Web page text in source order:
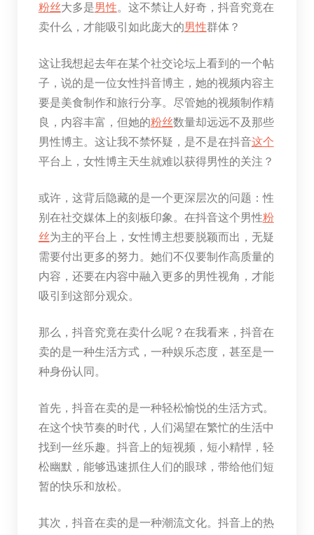
粉丝大多是男性。这不禁让人好奇，抖音究竟在
卖什么，才能吸引如此庞大的男性群体？
这让我想起去年在某个社交论坛上看到的一个帖
子，说的是一位女性抖音博主，她的视频内容主
要是美食制作和旅行分享。尽管她的视频制作精
良，内容丰富，但她的粉丝数量却远远不及那些
男性博主。这让我不禁怀疑，是不是在抖音这个
平台上，女性博主天生就难以获得男性的关注？
或许，这背后隐藏的是一个更深层次的问题：性
别在社交媒体上的刻板印象。在抖音这个男性粉
丝为主的平台上，女性博主想要脱颖而出，无疑
需要付出更多的努力。她们不仅要制作高质量的
内容，还要在内容中融入更多的男性视角，才能
吸引到这部分观众。
那么，抖音究竟在卖什么呢？在我看来，抖音在
卖的是一种生活方式，一种娱乐态度，甚至是一
种身份认同。
首先，抖音在卖的是一种轻松愉悦的生活方式。
在这个快节奏的时代，人们渴望在繁忙的生活中
找到一丝乐趣。抖音上的短视频，短小精悍，轻
松幽默，能够迅速抓住人们的眼球，带给他们短
暂的快乐和放松。
其次，抖音在卖的是一种潮流文化。抖音上的热